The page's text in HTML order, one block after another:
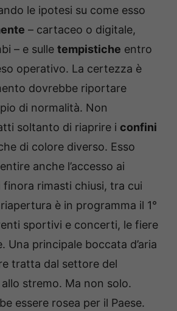
le ipotesi su come esso
– cartaceo o digitale,
– e sulle tempistiche entro
operativo. La certezza è
dovrebbe riportare
di normalità. Non
soltanto di riaprire i confini
di colore diverso. Esso
anche l’accesso ai
finora rimasti chiusi, tra cui
è in programma il 1°
sportivi e concerti, le fiere
Una principale boccata d’aria
tratta dal settore del
stremo. Ma non solo.
essere rosea per il Paese.